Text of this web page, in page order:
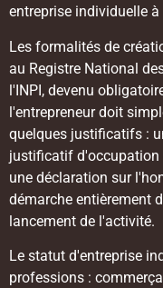
entreprise individuelle
Les formalités de
au Registre National
l'INPI, devenu
l'entrepreneur doit
quelques justificatifs :
justificatif d'occupation
une déclaration sur
démarche entièrement
lancement de l'activité.
Le statut d'entreprise
professions :